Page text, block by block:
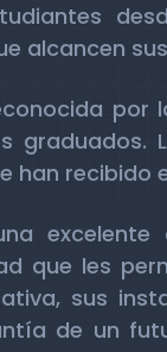
alcancen
graduados.
han recibido
que les
sus
de un